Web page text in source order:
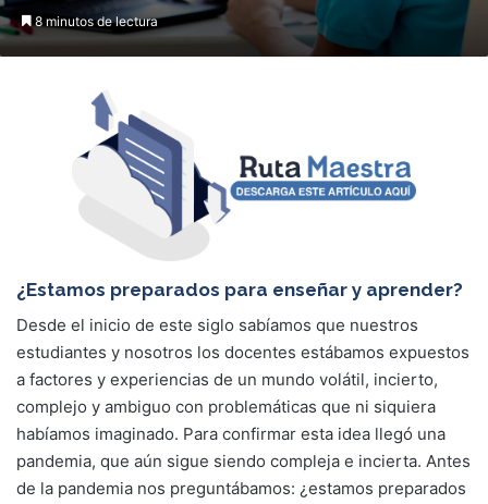
8 minutos de lectura
¿Estamos preparados para enseñar y aprender?
Desde el inicio de este siglo sabíamos que nuestros
estudiantes y nosotros los docentes estábamos expuestos
a factores y experiencias de un mundo volátil, incierto,
complejo y ambiguo con problemáticas que ni siquiera
habíamos imaginado. Para confirmar esta idea llegó una
pandemia, que aún sigue siendo compleja e incierta. Antes
de la pandemia nos preguntábamos: ¿estamos preparados